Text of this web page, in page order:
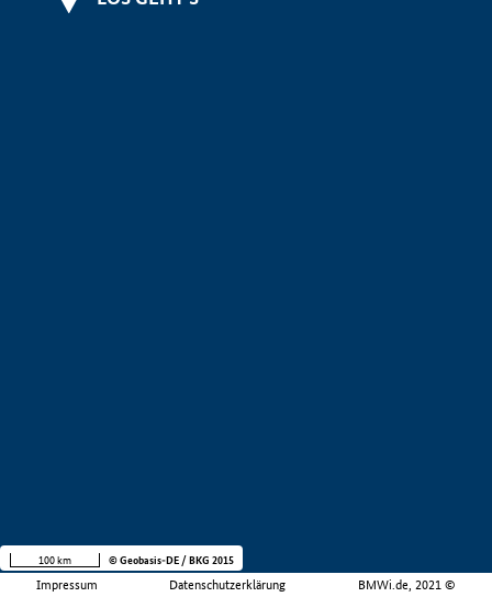
Impressum Datenschutzerklärung BMWi.de, 2021 ©
100 km © Geobasis-DE / BKG 2015